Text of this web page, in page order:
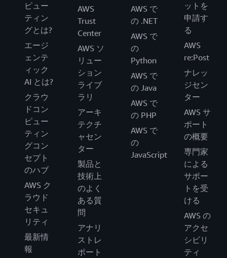
ピュー
ティン
グとは?
エージ
ェンテ
ィック
AI とは?
クラウ
ドコン
ピュー
ティン
グコン
セプト
のハブ
AWS ク
ラウド
セキュ
リティ
最新情
報
AWS
Trust
Center
AWS ソ
リュー
ション
ライブ
ラリ
アーキ
テクチ
ャセン
ター
製品と
技術上
のよく
ある質
問
アナリ
ストレ
ポート
AWS で
の .NET
AWS で
の
Python
AWS で
の Java
AWS で
の PHP
AWS で
の
JavaScript
ットを
申請す
る
AWS
re:Post
ナレッ
ジセン
ター
AWS サ
ポート
の概要
専門家
による
サポー
トを受
ける
AWS の
アクセ
シビリ
ティ